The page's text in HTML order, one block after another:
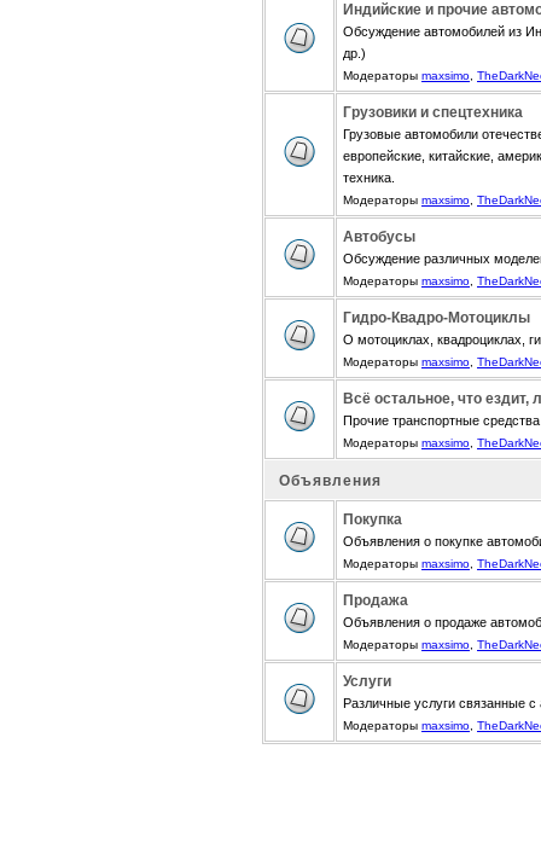
Индийские и прочие
Обсуждение автомобилей из
др.)
Модераторы maxsimo
Грузовики и спецтехника
Грузовые автомобили
европейские, китайские,
техника.
Модераторы maxsimo
Автобусы
Обсуждение различных
Модераторы maxsimo
Гидро-Квадро-Мотоциклы
О мотоциклах, квадроциклах,
Модераторы maxsimo
Всё остальное, что ездит,
Прочие транспортные средства
Модераторы maxsimo
Объявления
Покупка
Объявления о покупке
Модераторы maxsimo
Продажа
Объявления о продаже
Модераторы maxsimo
Услуги
Различные услуги связанные с
Модераторы maxsimo